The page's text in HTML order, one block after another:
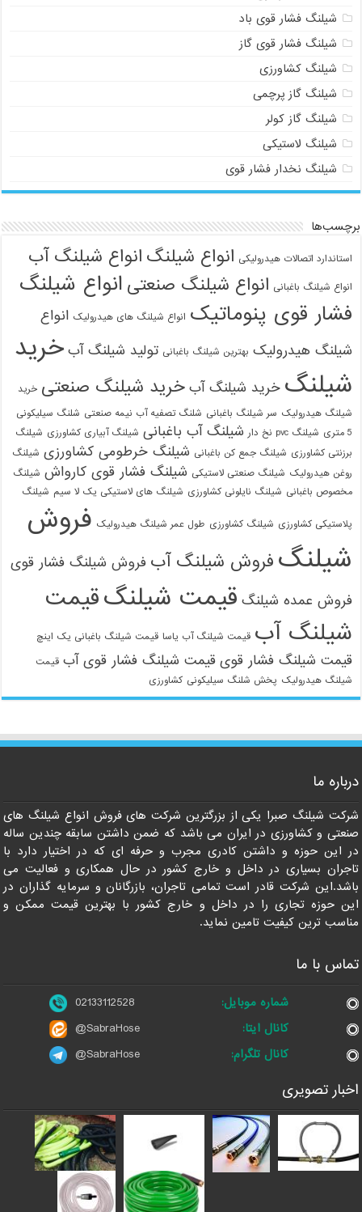
شیلنگ فشار قوی باد
شیلنگ فشار قوی گاز
شیلنگ کشاورزی
شیلنگ گاز پرچمی
شیلنگ گاز کولر
شیلنگ لاستیکی
شیلنگ نخدار فشار قوی
برچسب‌ها
استاندارد اتصالات هیدرولیکی انواع شیلنگ انواع شیلنگ آب
انواع شیلنگ باغبانی انواع شیلنگ صنعتی انواع شیلنگ
فشار قوی پنوماتیک انواع شیلنگ های هیدرولیک انواع
شیلنگ هیدرولیک بهترین شیلنگ باغبانی تولید شیلنگ آب خرید
شیلنگ خرید شیلنگ آب خرید شیلنگ صنعتی خرید
شیلنگ هیدرولیک سر شیلنگ باغبانی شلنگ تصفیه آب نیمه صنعتی شلنگ سیلیکونی
5 متری
شیلنگ pvc نخ دار شیلنگ آب باغبانی شیلنگ آبیاری کشاورزی شیلنگ
برزنتی کشاورزی شیلنگ جمع کن باغبانی شیلنگ خرطومی کشاورزی شیلنگ
روغن هیدرولیک شیلنگ صنعتی لاستیکی شیلنگ فشار قوی کارواش شیلنگ
مخصوص باغبانی شیلنگ نایلونی کشاورزی شیلنگ های لاستیکی یک لا سیم شیلنگ
پلاستیکی کشاورزی شیلنگ کشاورزی طول عمر شیلنگ هیدرولیک فروش
شیلنگ فروش شیلنگ آب فروش شیلنگ فشار قوی
فروش عمده شیلنگ قیمت شیلنگقیمت
شیلنگ آب قیمت شیلنگ آب یاسا قیمت شیلنگ باغبانی یک اینچ
قیمت شیلنگ فشار قوی قیمت شیلنگ فشار قوی آب قیمت
شیلنگ هیدرولیک پخش شلنگ سیلیکونی کشاورزی
درباره ما
شرکت شیلنگ صبرا یکی از بزرگترین شرکت های فروش انواع شیلنگ های
صنعتی و کشاورزی در ایران می باشد که ضمن داشتن سابقه چندین ساله
در این حوزه و داشتن کادری مجرب و حرفه ای که در اختیار دارد با
تاجران بسیاری در داخل و خارج کشور در حال همکاری و فعالیت می
باشد.این شرکت قادر است تمامی تاجران، بازرگانان و سرمایه گذاران در
این حوزه تجاری را در داخل و خارج کشور با بهترین قیمت ممکن و
مناسب ترین کیفیت تامین نماید.
تماس با ما
شماره موبایل:
02133112528
کانال ایتا:
@SabraHose
کانال تلگرام:
@SabraHose
اخبار تصویری
021-33112528